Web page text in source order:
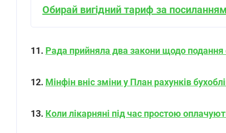
Обирай вигідний тариф за
11. Рада прийняла два закони щодо подання
12. Мінфін вніс зміни у План рахунків
13. Коли лікарняні під час простою